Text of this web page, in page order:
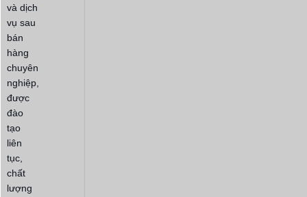
và dịch
vụ sau
bán
hàng
chuyên
nghiệp,
được
đào
tạo
liên
tục,
chất
lượng